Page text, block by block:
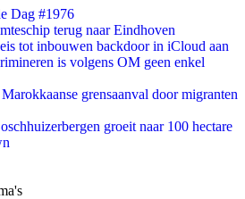
Dag #1976
terug naar Eindhoven
tot inbouwen backdoor in iCloud aan
is volgens OM geen enkel
grensaanval door migranten
groeit naar 100 hectare